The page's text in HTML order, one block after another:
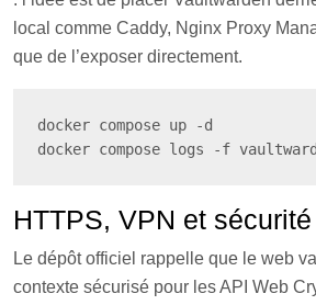
local comme Caddy, Nginx Proxy
que de l’exposer directement.
docker compose up -d
docker compose logs -f
HTTPS, VPN et
Le dépôt officiel rappelle que le web
contexte sécurisé pour les API Web